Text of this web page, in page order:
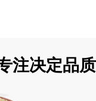
注决定品质